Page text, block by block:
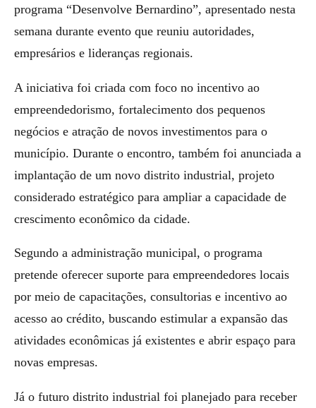
programa “Desenvolve Bernardino”, apresentado nesta
semana durante evento que reuniu autoridades,
empresários e lideranças regionais.
A iniciativa foi criada com foco no incentivo ao
empreendedorismo, fortalecimento dos pequenos
negócios e atração de novos investimentos para o
município. Durante o encontro, também foi anunciada a
implantação de um novo distrito industrial, projeto
considerado estratégico para ampliar a capacidade de
crescimento econômico da cidade.
Segundo a administração municipal, o programa
pretende oferecer suporte para empreendedores locais
por meio de capacitações, consultorias e incentivo ao
acesso ao crédito, buscando estimular a expansão das
atividades econômicas já existentes e abrir espaço para
novas empresas.
Já o futuro distrito industrial foi planejado para receber